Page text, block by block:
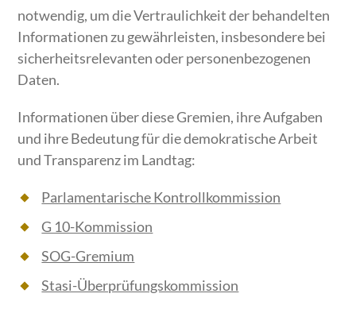
notwendig, um die Vertraulichkeit der behandelten
Informationen zu gewährleisten, insbesondere bei
sicherheitsrelevanten oder personenbezogenen
Daten.
Informationen über diese Gremien, ihre Aufgaben
und ihre Bedeutung für die demokratische Arbeit
und Transparenz im Landtag:
Parlamentarische Kontrollkommission
G 10-Kommission
SOG-Gremium
Stasi-Überprüfungskommission